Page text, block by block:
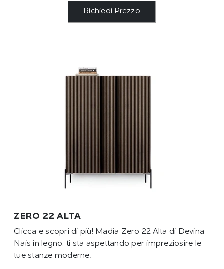
Richiedi Prezzo
ZERO 22 ALTA
Clicca e scopri di più! Madia Zero 22 Alta di Devina
Nais in legno: ti sta aspettando per impreziosire le
tue stanze moderne.